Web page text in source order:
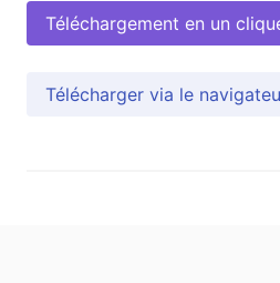
Téléchargement en un
Télécharger via le